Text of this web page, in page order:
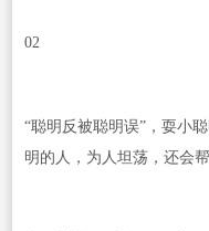
02
“聪明反被聪明误”，耍小
明的人，为人坦荡，还会帮